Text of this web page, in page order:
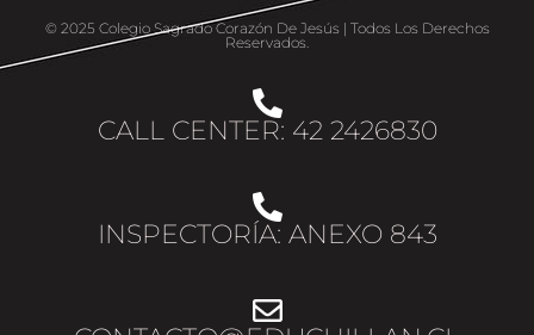
© 2025 Colegio Sagrado Corazón De Jesús | Todos Los Derechos
Reservados.
CALL CENTER: 42 2426830
INSPECTORÍA: ANEXO 843